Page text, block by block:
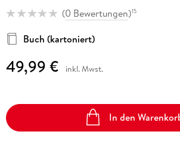
(0 Bewertungen)15
Buch (kartoniert)
49,99 € inkl. Mwst.
In den